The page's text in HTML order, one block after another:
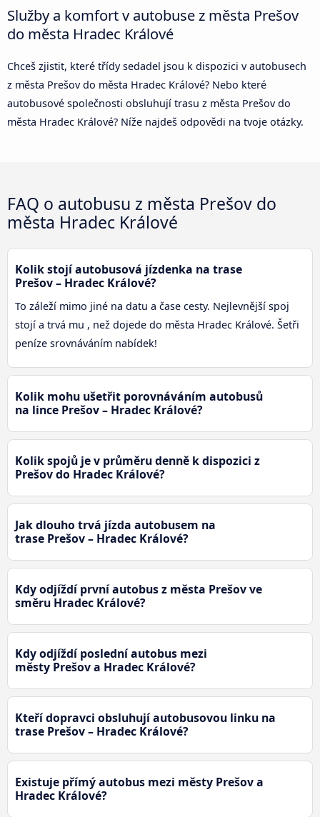
Služby a komfort v autobuse z města Prešov
do města Hradec Králové
Chceš zjistit, které třídy sedadel jsou k dispozici v autobusech
z města Prešov do města Hradec Králové? Nebo které
autobusové společnosti obsluhují trasu z města Prešov do
města Hradec Králové? Níže najdeš odpovědi na tvoje otázky.
FAQ o autobusu z města Prešov do
města Hradec Králové
Kolik stojí autobusová jízdenka na trase
Prešov – Hradec Králové?
To záleží mimo jiné na datu a čase cesty. Nejlevnější spoj
stojí a trvá mu , než dojede do města Hradec Králové. Šetři
peníze srovnáváním nabídek!
Kolik mohu ušetřit porovnáváním autobusů
na lince Prešov – Hradec Králové?
Kolik spojů je v průměru denně k dispozici z
Prešov do Hradec Králové?
Jak dlouho trvá jízda autobusem na
trase Prešov – Hradec Králové?
Kdy odjíždí první autobus z města Prešov ve
směru Hradec Králové?
Kdy odjíždí poslední autobus mezi
městy Prešov a Hradec Králové?
Kteří dopravci obsluhují autobusovou linku na
trase Prešov – Hradec Králové?
Existuje přímý autobus mezi městy Prešov a
Hradec Králové?